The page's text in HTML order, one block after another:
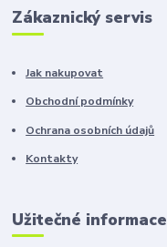
Zákaznický servis
Jak nakupovat
Obchodní podmínky
Ochrana osobních údajů
Kontakty
Užitečné informace